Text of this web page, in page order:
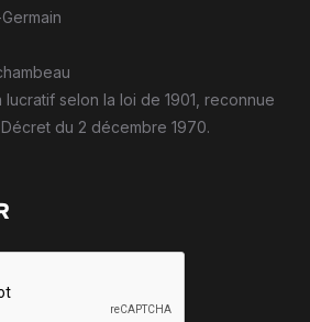
selon la loi de 1901, reconnue
du 2 décembre 1970.